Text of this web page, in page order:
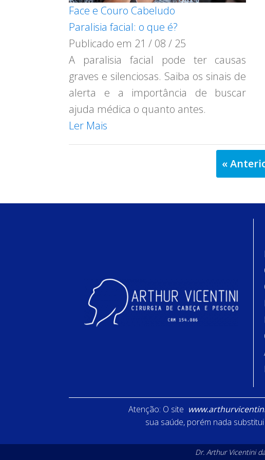
Face e Couro Cabeludo
Paralisia facial: o que é?
Publicado em 21 / 08 / 25
A paralisia facial pode ter causas
graves e silenciosas. Saiba os sinais de
alerta e a importância de buscar
ajuda médica o quanto antes.
Ler Mais
«
Atenção: O site
sua saúde, porém nada
Dr. Arthur Vicentini